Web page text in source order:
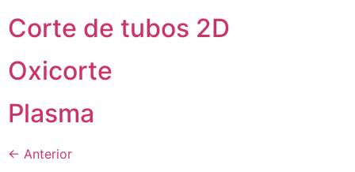
Corte de tubos 2D
Oxicorte
Plasma
← Anterior